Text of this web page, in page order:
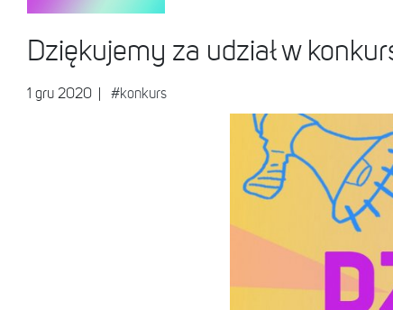
Dziękujemy za udział w
1 gru 2020 #konkurs